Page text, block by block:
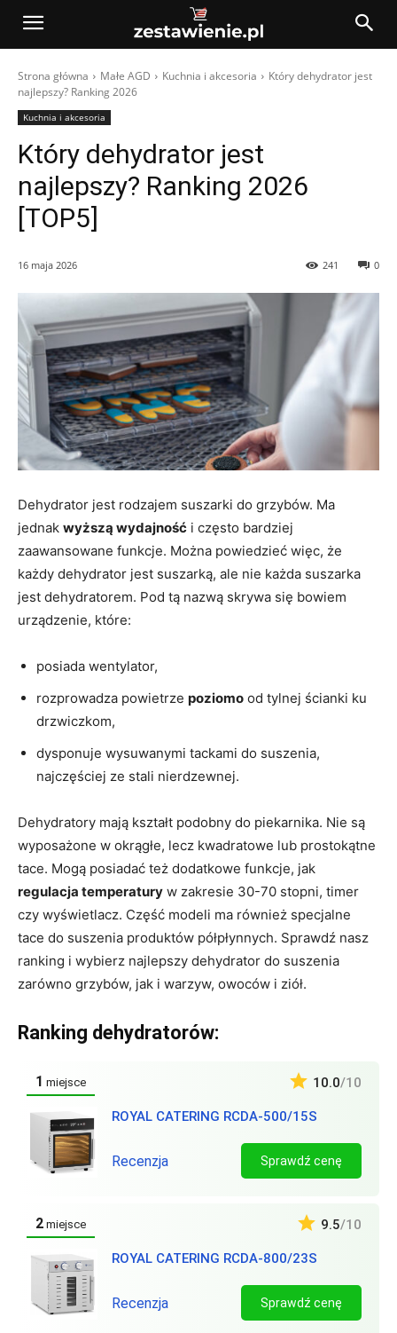
Strona główna Małe AGD Kuchnia i akcesoria
Który dehydrator jest
najlepszy? Ranking 2026
Kuchnia i akcesoria
Który dehydrator jest
najlepszy? Ranking 2026
[TOP5]
16 maja 2026 0
241
Dehydrator jest rodzajem suszarki do grzybów. Ma
jednak wyższą wydajność i często bardziej
zaawansowane funkcje. Można powiedzieć więc, że
każdy dehydrator jest suszarką, ale nie każda suszarka
jest dehydratorem. Pod tą nazwą skrywa się bowiem
urządzenie, które:
posiada wentylator,
rozprowadza powietrze poziomo od tylnej ścianki ku
drzwiczkom,
dysponuje wysuwanymi tackami do suszenia,
najczęściej ze stali nierdzewnej.
Dehydratory mają kształt podobny do piekarnika. Nie są
wyposażone w okrągłe, lecz kwadratowe lub prostokątne
tace. Mogą posiadać też dodatkowe funkcje, jak
regulacja temperatury w zakresie 30-70 stopni, timer
czy wyświetlacz. Część modeli ma również specjalne
tace do suszenia produktów półpłynnych. Sprawdź nasz
ranking i wybierz najlepszy dehydrator do suszenia
zarówno grzybów, jak i warzyw, owoców i ziół.
Ranking dehydratorów:
1 miejsce
ROYAL CATERING RCDA-500/15S
10.0/10
Recenzja Sprawdź cenę
2 miejsce
ROYAL CATERING RCDA-800/23S
9.5/10
Recenzja Sprawdź cenę